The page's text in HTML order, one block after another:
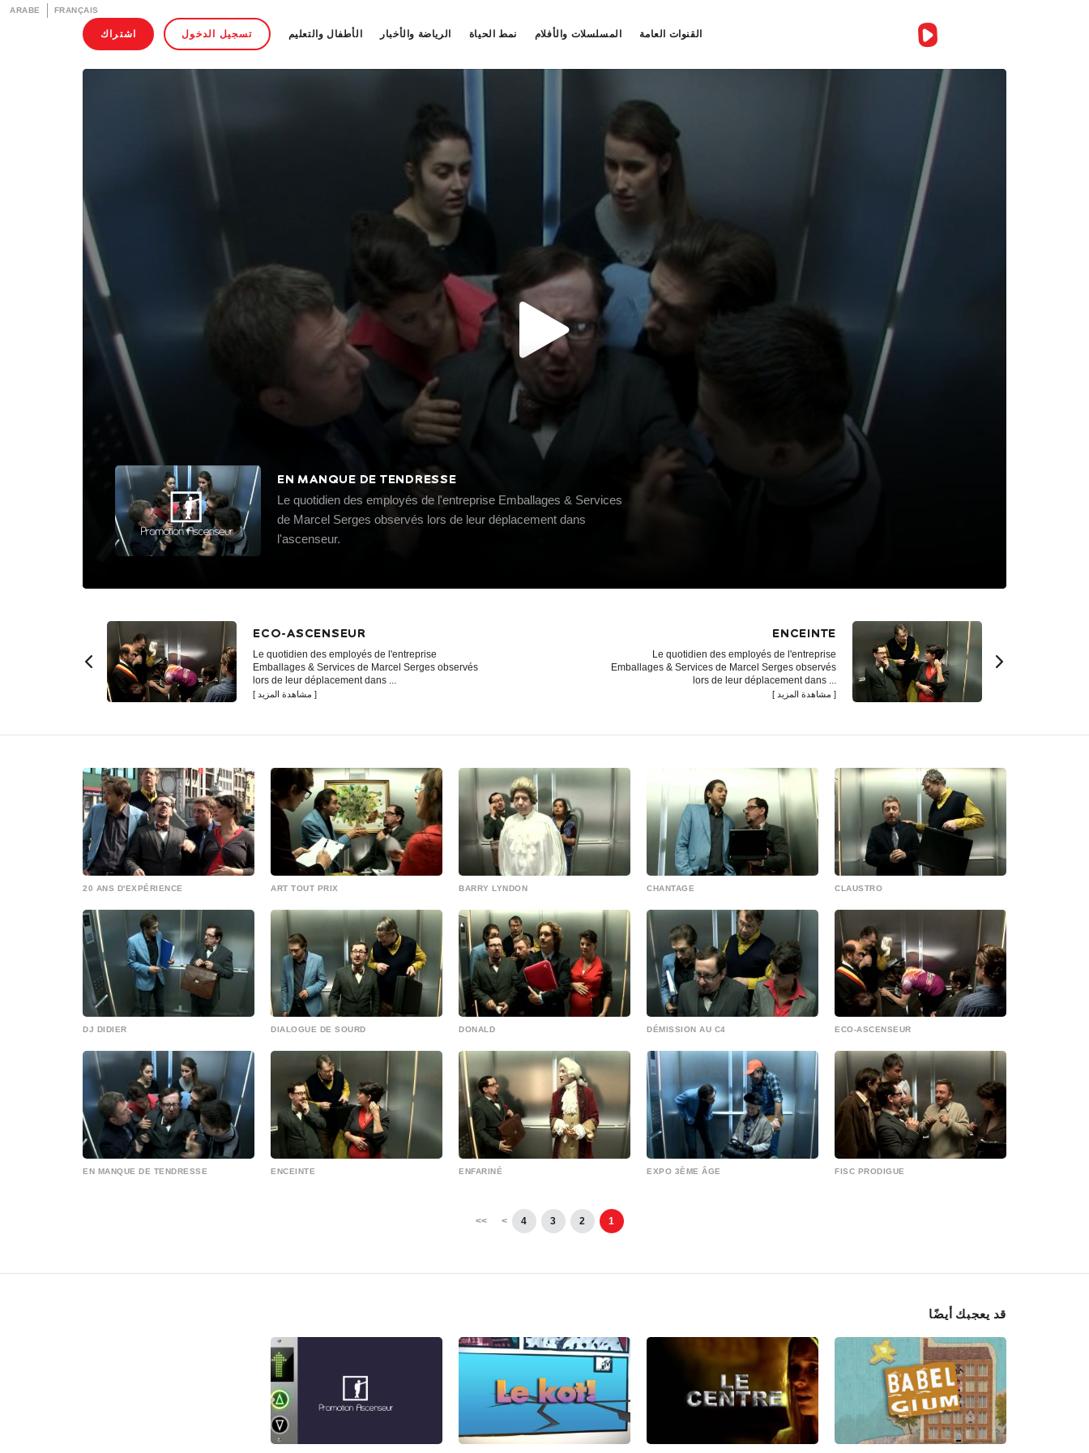
القنوات العامة المسلسلات والأفلام نمط الحياة الرياضة والأخبار الأطفال والتعليم تسجيل الدخول اشتراك
FRANÇAIS
ARABE
خطأمجهول
EN MANQUE DE TENDRESSE
Le quotidien des employés de l'entreprise Emballages & Services
de Marcel Serges observés lors de leur déplacement dans
l'ascenseur.
ECO-ASCENSEUR
Le quotidien des employés de l'entreprise
Emballages & Services de Marcel Serges observés
lors de leur déplacement dans ...
ENCEINTE
Le quotidien des employés de l'entreprise
Emballages & Services de Marcel Serges observés
lors de leur déplacement dans ...
20 ANS D'EXPÉRIENCE ART TOUT PRIX BARRY LYNDON CHANTAGE CLAUSTRO
DJ DIDIER DIALOGUE DE SOURD DONALD DÉMISSION AU C4 ECO-ASCENSEUR
EN MANQUE DE TENDRESSE ENCEINTE ENFARINÉ EXPO 3ÈME ÂGE FISC PRODIGUE
1
2
3
4
>
>>
قد يعجبك أيضًا